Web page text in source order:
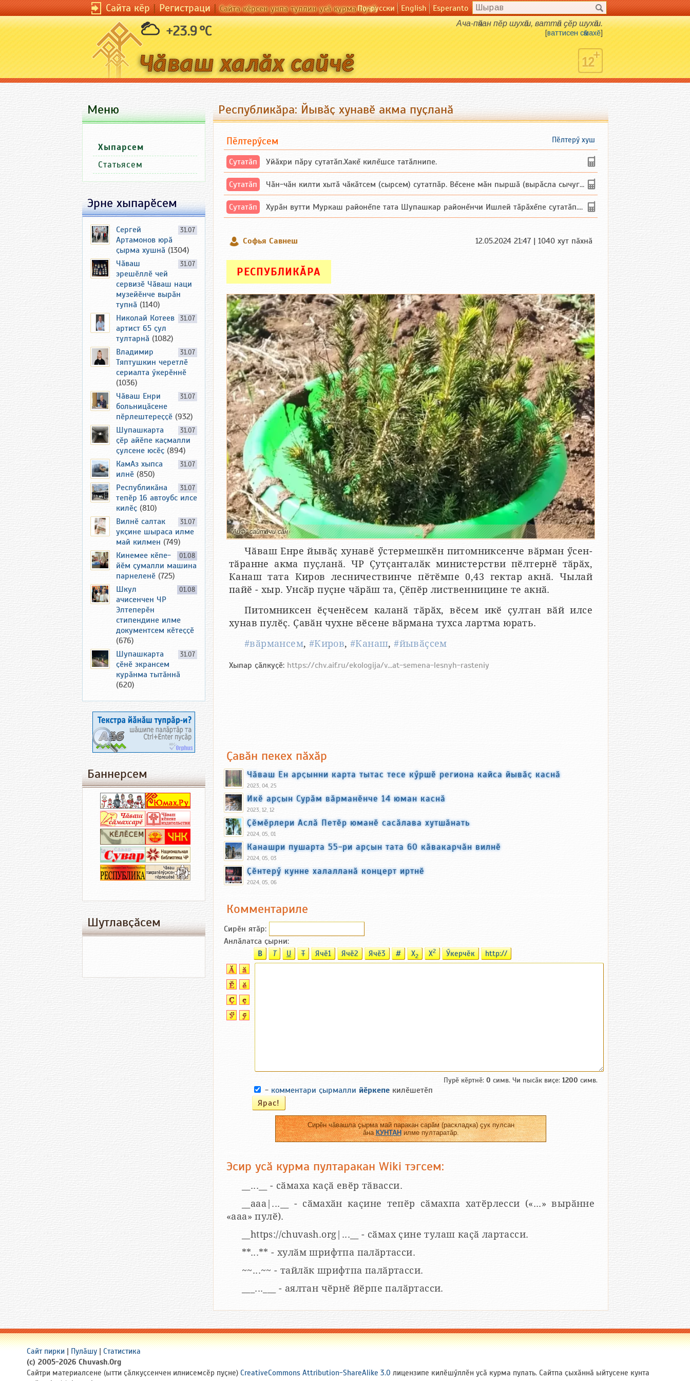
Сайта кӗр|Регистраци|Сайта кӗрсен унпа туллин усӑ курма пулӗПо-русски English Esperanto
+23.9 °C Ача-пӑчан пӗр шухӑш, ваттӑн ҫӗр шухӑш.
[ваттисен сӑмахӗ]
Республикӑра: Йывӑҫ хунавӗ акма пуҫланӑ
Пӗлтерӳ хуш
Пӗлтерӳсем
Сутатӑп Уйăхри пăру сутатăп.Хакĕ килĕшсе татăлнипе.
Сутатӑп Чăн-чăн килти хытă чăкăтсем (сырсем) сутатпăр. Вĕсене мăн пыршă (вырăсла сычуг) ...
Сутатӑп Хурăн вутти Муркаш районĕпе тата Шупашкар районĕнчи Ишлей тăрăхĕпе сутатăп. Ха...
Софья Савнеш 12.05.2024 21:47 | 1040 хут пӑхнӑ
РЕСПУБЛИКӐРА
"АиФ" сайтӗнчи сӑн
Чӑваш Енре йывӑҫ хунавӗ ӳстермешкӗн питомниксенче вӑрман ӳсен-
тӑранне акма пуҫланӑ. ЧР Ҫутҫанталӑк министерстви пӗлтернӗ тӑрӑх,
Канаш тата Киров лесничествинче пӗтӗмпе 0,43 гектар акнӑ. Чылай
пайӗ - хыр. Унсӑр пуҫне чӑрӑш та, Ҫӗпӗр лиственницине те акнӑ.
Питомниксен ӗҫченӗсем каланӑ тӑрӑх, вӗсем икӗ ҫултан вӑй илсе
хунав пулӗҫ. Ҫавӑн чухне вӗсене вӑрмана тухса лартма юрать.
#вӑрмансем, #Киров,#Канаш,#йывӑҫсем
Хыпар ҫӑлкуҫӗ: https://chv.aif.ru/ekologija/v...at-semena-lesnyh-rasteniy
Ҫавӑн пекех пӑхӑр
Чӑваш Ен арҫынни карта тытас тесе кӳршӗ региона кайса йывӑҫ каснӑ
2023, 04, 25
Икӗ арҫын Сурӑм вӑрманӗнче 14 юман каснӑ
2023, 12, 12
Ҫӗмӗрлери Аслӑ Петӗр юманӗ сасӑлава хутшӑнать
2024, 05, 01
Канашри пушарта 55-ри арҫын тата 60 кӑвакарчӑн вилнӗ
2024, 05, 03
Ҫӗнтерӳ кунне халалланӑ концерт иртнӗ
2024, 05, 06
Комментариле
Сирӗн ятӑp:
Анлӑлатса ҫырни:
B T U T Ячӗ1 Ячӗ2 Ячӗ3 # X2 X2 Ӳкерчӗк http://
Пурӗ кӗртнӗ: 0 симв. Чи пысӑк виҫе: 1200 симв.
- комментари ҫырмалли йӗркепе килӗшетӗп
Сирӗн чӑвашла ҫырма май паракан сарӑм (раскладка) ҫук пулсан
ӑнаКУНТАНилме пултаратӑр.
Эсир усӑ курма пултаракан Wiki тэгсем:
__...__ - сӑмаха каҫӑ евӗр тӑвасси.
__aaa|...__ - сӑмахӑн каҫине тепӗр сӑмахпа хатӗрлесси («...» вырӑнне
«ааа» пулӗ).
__https://chuvash.org|...__ - сӑмах ҫине тулаш каҫӑ лартасси.
**...** - хулӑм шрифтпа палӑртасси.
~~...~~ - тайлӑк шрифтпа палӑртасси.
___...___ - аялтан чӗрнӗ йӗрпе палӑртасси.
Меню
Хыпарсем
Статьясем
Эрне хыпарӗсем
31.07
Сергей
Артамонов юрӑ
ҫырма хушнӑ (1304)
31.07
Чӑваш
эрешӗллӗ чей
сервизӗ Чӑваш наци
музейӗнче вырӑн
тупнӑ (1140)
31.07
Николай Котеев
артист 65 ҫул
тултарнӑ (1082)
31.07
Владимир
Тяптушкин черетлӗ
сериалта ӳкерӗннӗ
(1036)
31.07
Чӑваш Енри
больницӑсене
пӗрлештереҫҫӗ (932)
31.07
Шупашкарта
ҫӗр айӗпе каҫмалли
ҫулсене юсӗҫ (894)
31.07
КамАз хыпса
илнӗ (850)
31.07
Республикӑна
тепӗр 16 автоубс илсе
килӗҫ (810)
31.07
Вилнӗ салтак
укҫине шыраса илме
май килмен (749)
01.08
Кинемее кӗпе-
йӗм ҫумалли машина
парнеленӗ (725)
01.08
Шкул
ачисенчен ЧР
Элтеперӗн
стипендине илме
документсем кӗтеҫҫӗ
(676)
31.07
Шупашкарта
ҫӗнӗ экрансем
курӑнма тытӑннӑ
(620)
Баннерсем
Шутлавҫӑсем
Сайт пирки Пулӑшу
Статистика
(c) 2005-2026 Chuvash.Org
Сайтри материалсене (ытти ҫӑлкуҫсенчен илнисемсӗр пуҫне) CreativeCommons Attribution-ShareAlike 3.0 лицензипе килӗшӳллӗн усӑ курма пулать. Сайтпа ҫыхӑннӑ ыйтусене кунта